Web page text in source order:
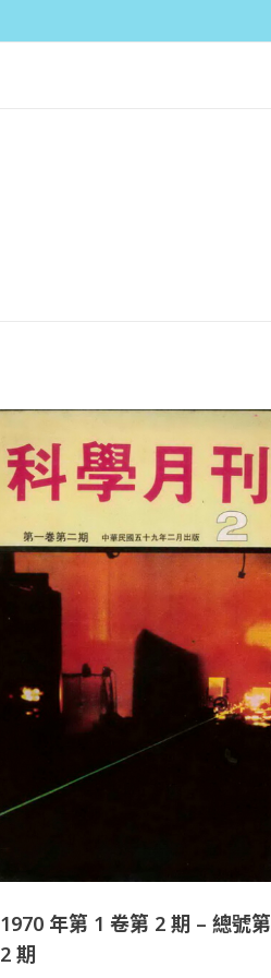
1970 年第 1 卷第 2 期 – 總號第
2 期